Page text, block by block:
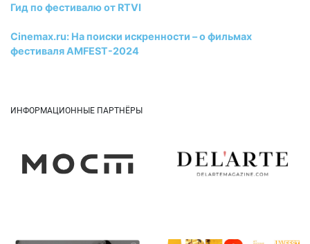
Гид по фестивалю от RTVI
Cinemax.ru: На поиски искренности – о фильмах
фестиваля AMFEST-2024
ИНФОРМАЦИОННЫЕ ПАРТНЁРЫ